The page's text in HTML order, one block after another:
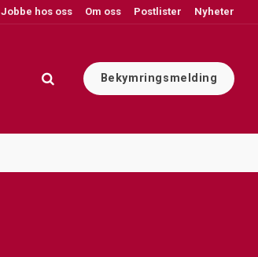
Jobbe hos oss Om oss Postlister Nyheter
Bekymringsmelding